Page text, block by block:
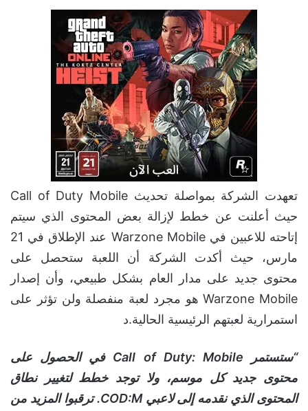
تعهدت الشركة بمواصلة تحديث Call of Duty Mobile
حيث أعلنت عن خطط لإزالة بعض المحتوى الذي سيتم
إتاحته للاعبين في Warzone Mobile عند الإطلاق في 21
مارس، حيث أكدت الشركة أن اللعبة ستحصل على
محتوى جديد على مدار العام بشكل طبيعي، وأن إصدار
Warzone Mobile هو مجرد لعبة منفصلة ولن تؤثر على
استمرارية لعبتهم الرئيسية الحالية.د
“ستستمر Call of Duty: Mobile في الحصول على
محتوى جديد كل موسم، ولا توجد خطط لتغيير نطاق
المحتوى الذي نقدمه إلى لاعبي COD:M. ترقبوا المزيد من